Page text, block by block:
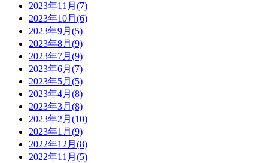
2023年11月(7)
2023年10月(6)
2023年9月(5)
2023年8月(9)
2023年7月(9)
2023年6月(7)
2023年5月(5)
2023年4月(8)
2023年3月(8)
2023年2月(10)
2023年1月(9)
2022年12月(8)
2022年11月(5)